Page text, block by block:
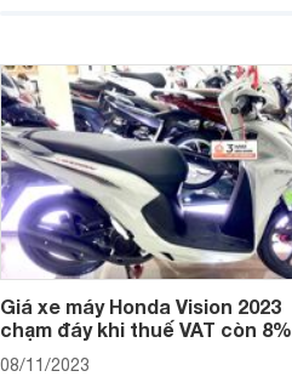
Giá xe máy Honda Vision 2023
chạm đáy khi thuế VAT còn 8%
08/11/2023